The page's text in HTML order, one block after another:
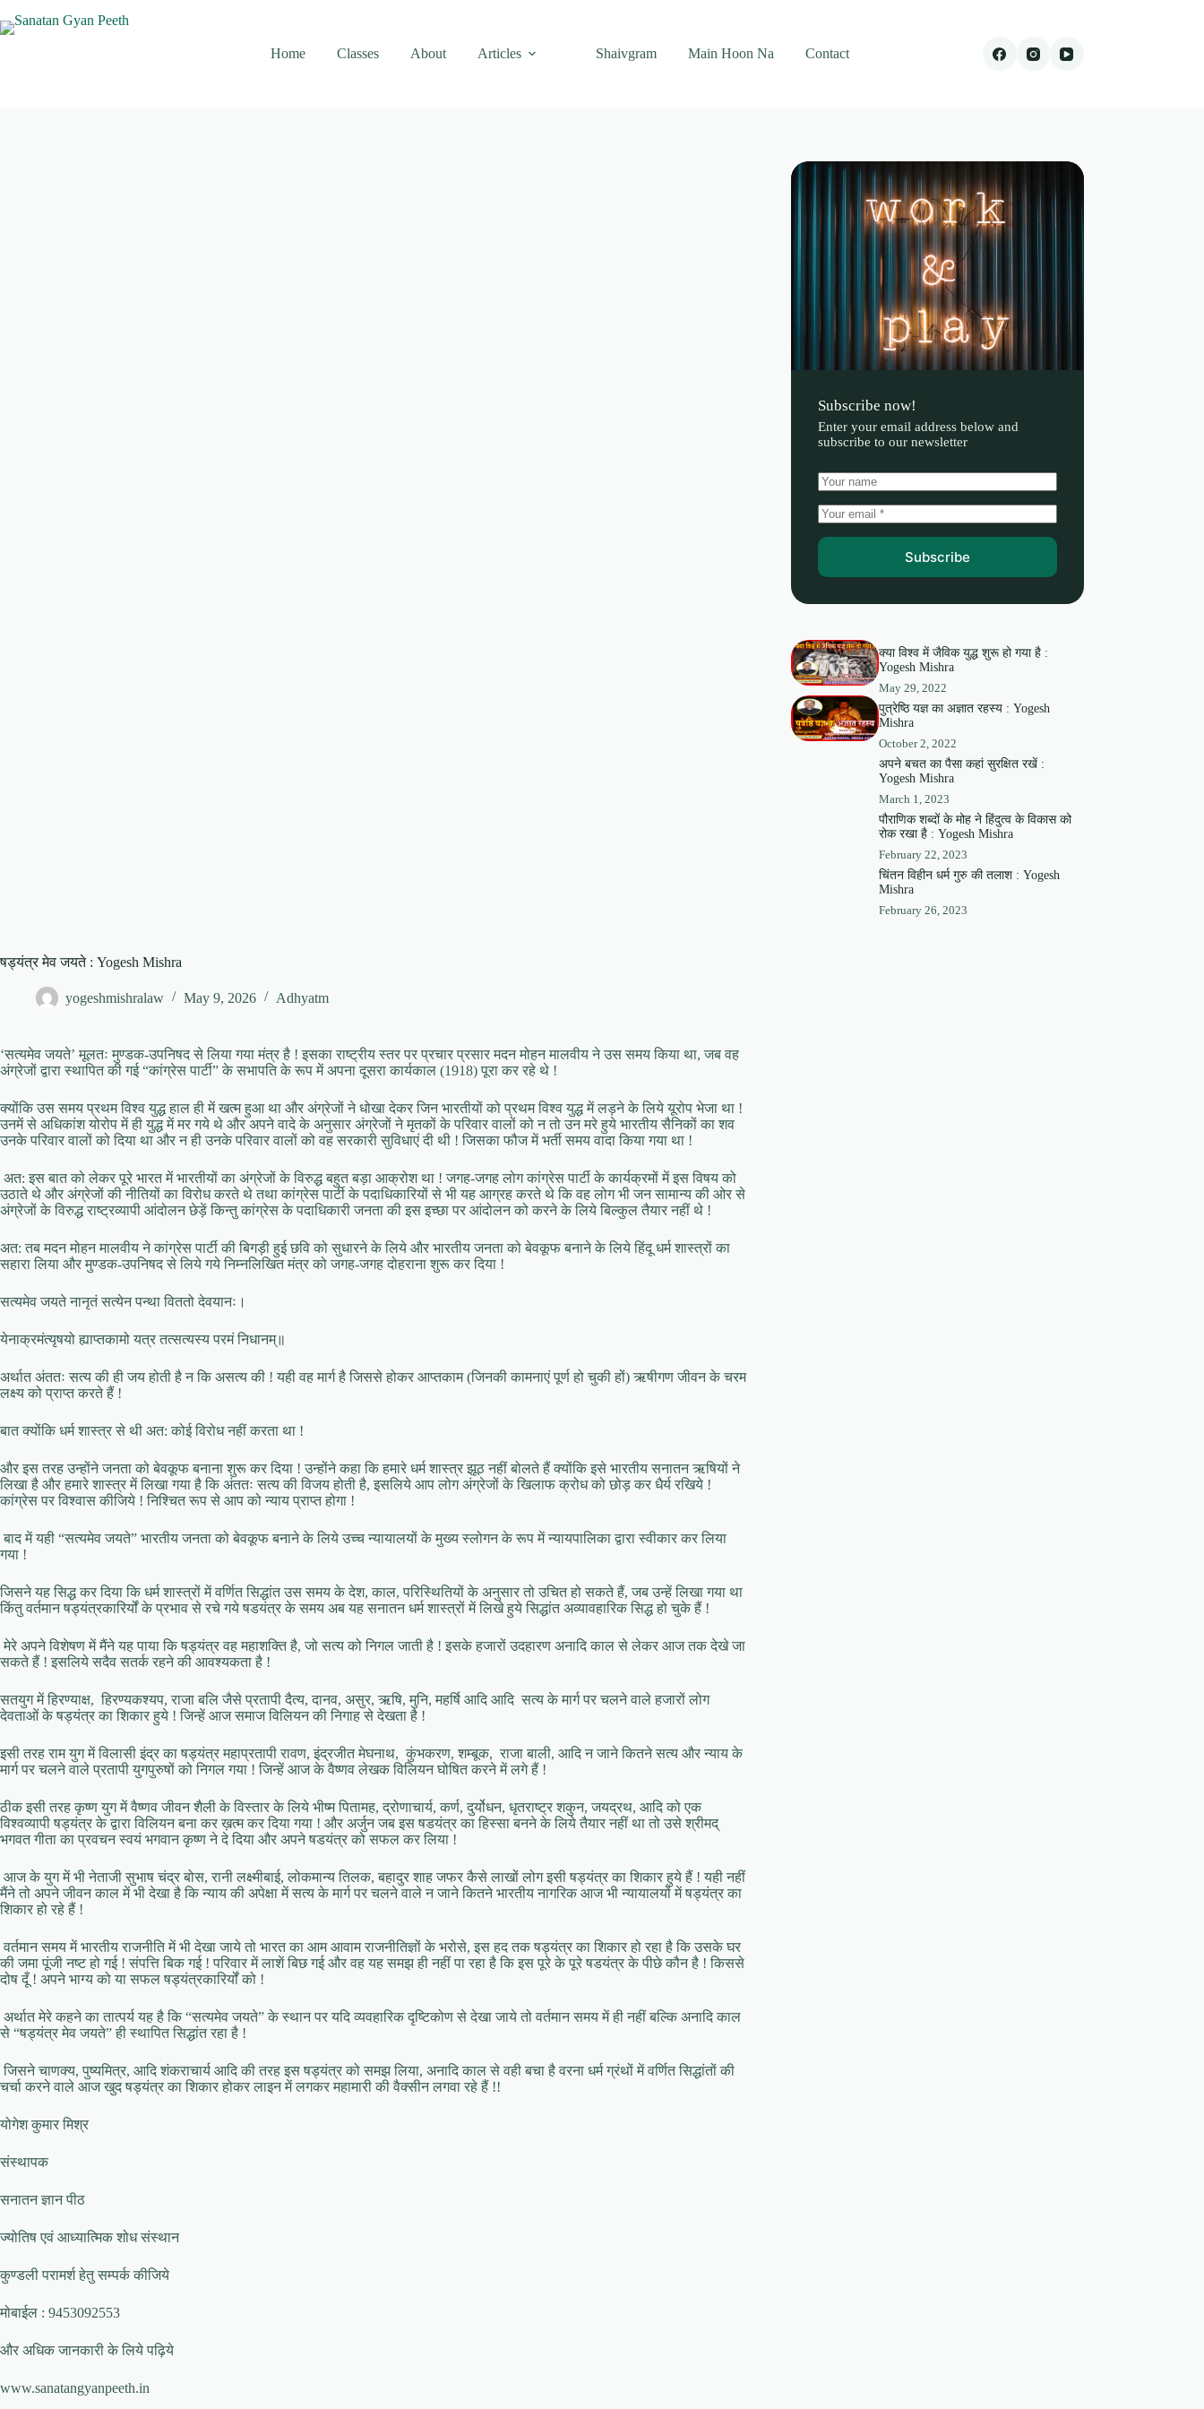
to
content
Home
Classes About Articles Shaivgram Main Hoon Na Contact
षड्यंत्र मेव जयते : Yogesh Mishra
yogeshmishralaw May 9, 2026 Adhyatm
‘सत्यमेव जयते’ मूलतः मुण्डक-उपनिषद से लिया गया मंत्र है ! इसका राष्ट्रीय स्तर पर प्रचार प्रसार मदन मोहन मालवीय ने उस समय किया था, जब वह
अंग्रेजों द्वारा स्थापित की गई “कांग्रेस पार्टी” के सभापति के रूप में अपना दूसरा कार्यकाल (1918) पूरा कर रहे थे !
क्योंकि उस समय प्रथम विश्व युद्ध हाल ही में खत्म हुआ था और अंग्रेजों ने धोखा देकर जिन भारतीयों को प्रथम विश्व युद्ध में लड़ने के लिये यूरोप भेजा था !
उनमें से अधिकांश योरोप में ही युद्ध में मर गये थे और अपने वादे के अनुसार अंग्रेजों ने मृतकों के परिवार वालों को न तो उन मरे हुये भारतीय सैनिकों का शव
उनके परिवार वालों को दिया था और न ही उनके परिवार वालों को वह सरकारी सुविधाएं दी थी ! जिसका फौज में भर्ती समय वादा किया गया था !
अत: इस बात को लेकर पूरे भारत में भारतीयों का अंग्रेजों के विरुद्ध बहुत बड़ा आक्रोश था ! जगह-जगह लोग कांग्रेस पार्टी के कार्यक्रमों में इस विषय को
उठाते थे और अंग्रेजों की नीतियों का विरोध करते थे तथा कांग्रेस पार्टी के पदाधिकारियों से भी यह आग्रह करते थे कि वह लोग भी जन सामान्य की ओर से
अंग्रेजों के विरुद्ध राष्ट्रव्यापी आंदोलन छेड़ें किन्तु कांग्रेस के पदाधिकारी जनता की इस इच्छा पर आंदोलन को करने के लिये बिल्कुल तैयार नहीं थे !
अत: तब मदन मोहन मालवीय ने कांग्रेस पार्टी की बिगड़ी हुई छवि को सुधारने के लिये और भारतीय जनता को बेवकूफ बनाने के लिये हिंदू धर्म शास्त्रों का
सहारा लिया और मुण्डक-उपनिषद से लिये गये निम्नलिखित मंत्र को जगह-जगह दोहराना शुरू कर दिया !
सत्यमेव जयते नानृतं सत्येन पन्था विततो देवयानः।
येनाक्रमंत्यृषयो ह्याप्तकामो यत्र तत्सत्यस्य परमं निधानम्॥
अर्थात अंततः सत्य की ही जय होती है न कि असत्य की ! यही वह मार्ग है जिससे होकर आप्तकाम (जिनकी कामनाएं पूर्ण हो चुकी हों) ऋषीगण जीवन के चरम
लक्ष्य को प्राप्त करते हैं !
बात क्योंकि धर्म शास्त्र से थी अत: कोई विरोध नहीं करता था !
और इस तरह उन्होंने जनता को बेवकूफ बनाना शुरू कर दिया ! उन्होंने कहा कि हमारे धर्म शास्त्र झूठ नहीं बोलते हैं क्योंकि इसे भारतीय सनातन ऋषियों ने
लिखा है और हमारे शास्त्र में लिखा गया है कि अंततः सत्य की विजय होती है, इसलिये आप लोग अंग्रेजों के खिलाफ क्रोध को छोड़ कर धैर्य रखिये !
कांग्रेस पर विश्वास कीजिये ! निश्चित रूप से आप को न्याय प्राप्त होगा !
बाद में यही “सत्यमेव जयते” भारतीय जनता को बेवकूफ बनाने के लिये उच्च न्यायालयों के मुख्य स्लोगन के रूप में न्यायपालिका द्वारा स्वीकार कर लिया
गया !
जिसने यह सिद्ध कर दिया कि धर्म शास्त्रों में वर्णित सिद्धांत उस समय के देश, काल, परिस्थितियों के अनुसार तो उचित हो सकते हैं, जब उन्हें लिखा गया था
किंतु वर्तमान षड्यंत्रकारिर्यों के प्रभाव से रचे गये षडयंत्र के समय अब यह सनातन धर्म शास्त्रों में लिखे हुये सिद्धांत अव्यावहारिक सिद्ध हो चुके हैं !
मेरे अपने विशेषण में मैंने यह पाया कि षड्यंत्र वह महाशक्ति है, जो सत्य को निगल जाती है ! इसके हजारों उदहारण अनादि काल से लेकर आज तक देखे जा
सकते हैं ! इसलिये सदैव सतर्क रहने की आवश्यकता है !
सतयुग में हिरण्याक्ष, हिरण्यकश्यप, राजा बलि जैसे प्रतापी दैत्य, दानव, असुर, ऋषि, मुनि, महर्षि आदि आदि सत्य के मार्ग पर चलने वाले हजारों लोग
देवताओं के षड्यंत्र का शिकार हुये ! जिन्हें आज समाज विलियन की निगाह से देखता है !
इसी तरह राम युग में विलासी इंद्र का षड्यंत्र महाप्रतापी रावण, इंद्रजीत मेघनाथ, कुंभकरण, शम्बूक, राजा बाली, आदि न जाने कितने सत्य और न्याय के
मार्ग पर चलने वाले प्रतापी युगपुरुषों को निगल गया ! जिन्हें आज के वैष्णव लेखक विलियन घोषित करने में लगे हैं !
ठीक इसी तरह कृष्ण युग में वैष्णव जीवन शैली के विस्तार के लिये भीष्म पितामह, द्रोणाचार्य, कर्ण, दुर्योधन, धृतराष्ट्र शकुन, जयद्रथ, आदि को एक
विश्वव्यापी षड्यंत्र के द्वारा विलियन बना कर ख़त्म कर दिया गया ! और अर्जुन जब इस षडयंत्र का हिस्सा बनने के लिये तैयार नहीं था तो उसे श्रीमद्
भगवत गीता का प्रवचन स्वयं भगवान कृष्ण ने दे दिया और अपने षडयंत्र को सफल कर लिया !
आज के युग में भी नेताजी सुभाष चंद्र बोस, रानी लक्ष्मीबाई, लोकमान्य तिलक, बहादुर शाह जफर कैसे लाखों लोग इसी षड्यंत्र का शिकार हुये हैं ! यही नहीं
मैंने तो अपने जीवन काल में भी देखा है कि न्याय की अपेक्षा में सत्य के मार्ग पर चलने वाले न जाने कितने भारतीय नागरिक आज भी न्यायालयों में षड्यंत्र का
शिकार हो रहे हैं !
वर्तमान समय में भारतीय राजनीति में भी देखा जाये तो भारत का आम आवाम राजनीतिज्ञों के भरोसे, इस हद तक षड्यंत्र का शिकार हो रहा है कि उसके घर
की जमा पूंजी नष्ट हो गई ! संपत्ति बिक गई ! परिवार में लाशें बिछ गई और वह यह समझ ही नहीं पा रहा है कि इस पूरे के पूरे षडयंत्र के पीछे कौन है ! किससे
दोष दूँ ! अपने भाग्य को या सफल षड्यंत्रकारिर्यों को !
अर्थात मेरे कहने का तात्पर्य यह है कि “सत्यमेव जयते” के स्थान पर यदि व्यवहारिक दृष्टिकोण से देखा जाये तो वर्तमान समय में ही नहीं बल्कि अनादि काल
से “षड्यंत्र मेव जयते” ही स्थापित सिद्धांत रहा है !
जिसने चाणक्य, पुष्यमित्र, आदि शंकराचार्य आदि की तरह इस षड्यंत्र को समझ लिया, अनादि काल से वही बचा है वरना धर्म ग्रंथों में वर्णित सिद्धांतों की
चर्चा करने वाले आज खुद षड्यंत्र का शिकार होकर लाइन में लगकर महामारी की वैक्सीन लगवा रहे हैं !!
योगेश कुमार मिश्र
संस्थापक
सनातन ज्ञान पीठ
ज्योतिष एवं आध्यात्मिक शोध संस्थान
कुण्डली परामर्श हेतु सम्पर्क कीजिये
मोबाईल : 9453092553
और अधिक जानकारी के लिये पढ़िये
www.sanatangyanpeeth.in
Subscribe now!
Enter your email address below and
subscribe to our newsletter
Subscribe
क्या विश्व में जैविक युद्ध शुरू हो गया है :
Yogesh Mishra
May 29, 2022
पुत्रेष्ठि यज्ञ का अज्ञात रहस्य : Yogesh
Mishra
October 2, 2022
अपने बचत का पैसा कहां सुरक्षित रखें :
Yogesh Mishra
March 1, 2023
पौराणिक शब्दों के मोह ने हिंदुत्व के विकास को
रोक रखा है : Yogesh Mishra
February 22, 2023
चिंतन विहीन धर्म गुरु की तलाश : Yogesh
Mishra
February 26, 2023